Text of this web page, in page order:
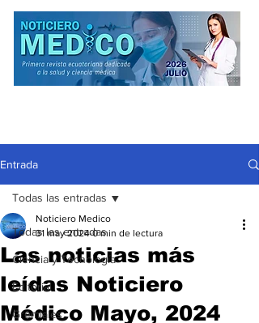
Entrada
Todas las entradas
Ciencia y Tecnología
Editorial
Gremiales
Todas las entradas
Las noticias más
leídas Noticiero
Médico Mayo, 2024
Noticiero Medico
31 may 2024 0 min de lectura